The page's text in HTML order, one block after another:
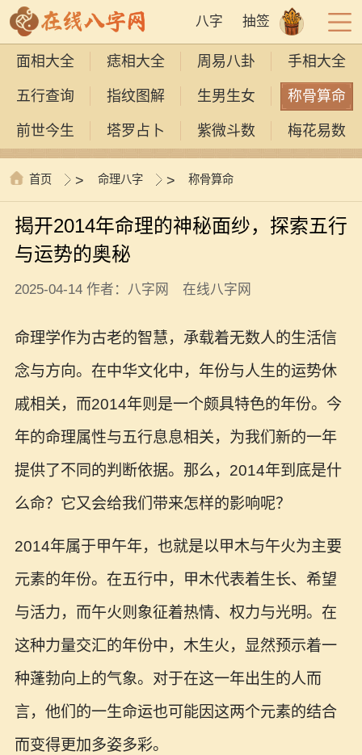
八字 抽签
面相大全 痣相大全 周易八卦 手相大全
五行查询 指纹图解 生男生女 称骨算命
前世今生 塔罗占卜 紫微斗数 梅花易数
首页 > 命理八字 > 称骨算命
揭开2014年命理的神秘面纱，探索五行
与运势的奥秘
2025-04-14 作者：八字网 在线八字网
命理学作为古老的智慧，承载着无数人的生活信
念与方向。在中华文化中，年份与人生的运势休
戚相关，而2014年则是一个颇具特色的年份。今
年的命理属性与五行息息相关，为我们新的一年
提供了不同的判断依据。那么，2014年到底是什
么命？它又会给我们带来怎样的影响呢？
2014年属于甲午年，也就是以甲木与午火为主要
元素的年份。在五行中，甲木代表着生长、希望
与活力，而午火则象征着热情、权力与光明。在
这种力量交汇的年份中，木生火，显然预示着一
种蓬勃向上的气象。对于在这一年出生的人而
言，他们的一生命运也可能因这两个元素的结合
而变得更加多姿多彩。